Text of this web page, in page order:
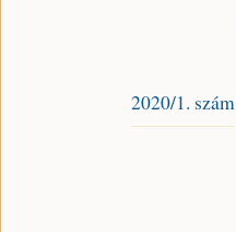
2020/1. szám